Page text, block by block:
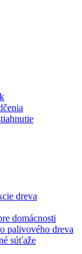
dreva
domácnosti
palivového dreva
súťaže